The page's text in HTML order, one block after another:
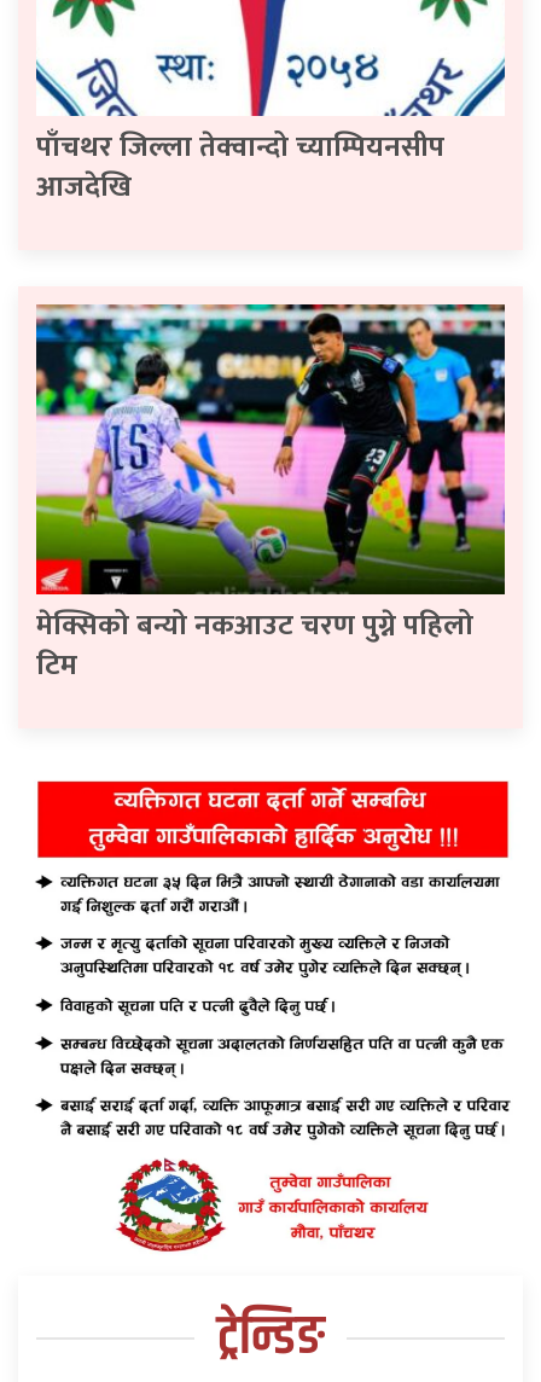
पाँचथर जिल्ला तेक्वान्दो च्याम्पियनसीप
आजदेखि
मेक्सिको बन्यो नकआउट चरण पुग्ने पहिलो
टिम
ट्रेन्डिङ